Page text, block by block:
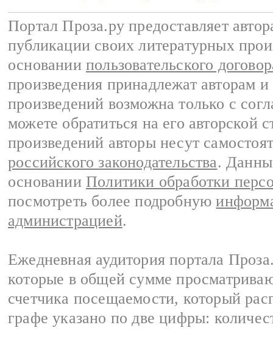
Портал Проза.ру предоставляет
публикации своих литературных
основании пользовательского
произведения принадлежат авторам
произведений возможна только с
можете обратиться на его авторской
произведений авторы несут
российского законодательства.
основании Политики обработки
посмотреть более подробную
администрацией.
Ежедневная аудитория портала
которые в общей сумме
счетчика посещаемости, который
графе указано по две цифры: